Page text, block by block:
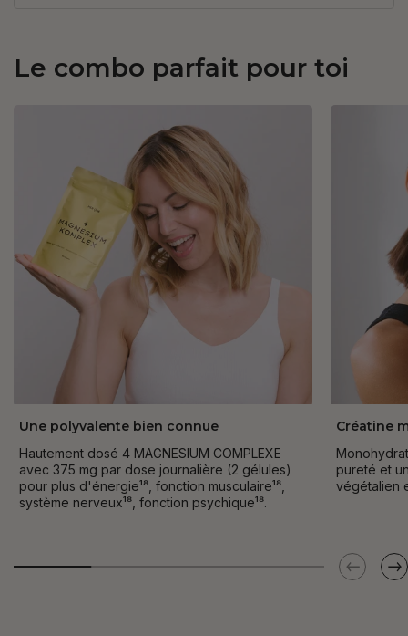
Le combo parfait pour toi
Une polyvalente bien connue
Hautement dosé 4 MAGNESIUM COMPLEXE
avec 375 mg par dose journalière (2 gélules)
pour plus d'énergie¹⁸, fonction musculaire¹⁸,
système nerveux¹⁸, fonction psychique¹⁸.
Créatine
pureté et
végétalien